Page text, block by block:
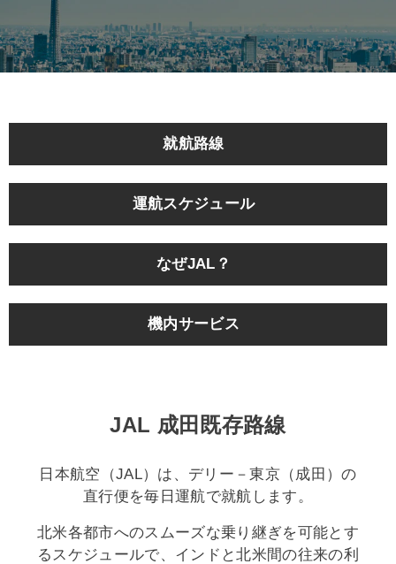
就航路線
運航スケジュール
なぜJAL？
機内サービス
JAL 成田既存路線
日本航空（JAL）は、デリー－東京（成田）の
直行便を毎日運航で就航します。
北米各都市へのスムーズな乗り継ぎを可能とす
るスケジュールで、インドと北米間の往来の利